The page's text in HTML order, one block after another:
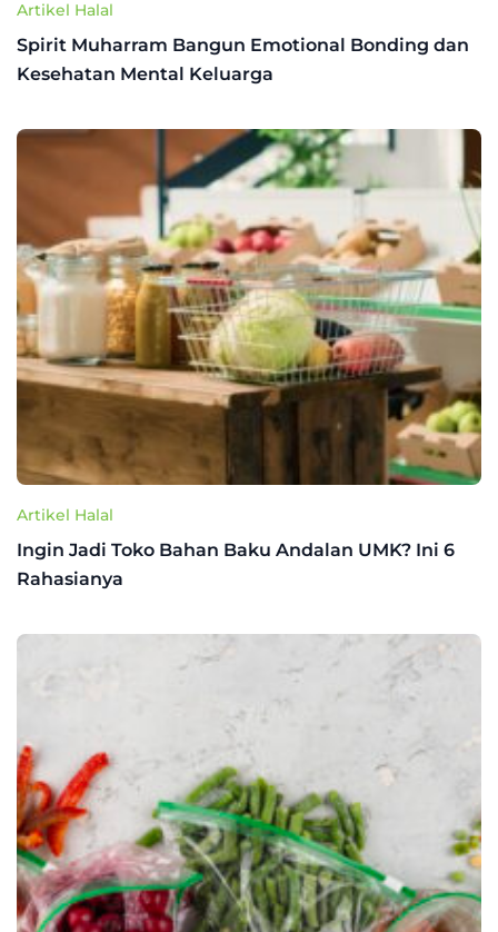
Artikel Halal
Spirit Muharram Bangun Emotional Bonding dan
Kesehatan Mental Keluarga
Artikel Halal
Ingin Jadi Toko Bahan Baku Andalan UMK? Ini 6
Rahasianya